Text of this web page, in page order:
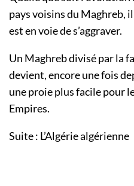
pays voisins du Maghreb,
est en voie de s’aggraver.
Un Maghreb divisé par la
devient, encore une fois
une proie plus facile pour
Empires.
Suite : L’Algérie algérienne